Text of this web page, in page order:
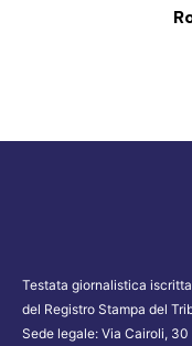
Testata giornalistica
del Registro Stampa del
Sede legale: Via Cairoli,